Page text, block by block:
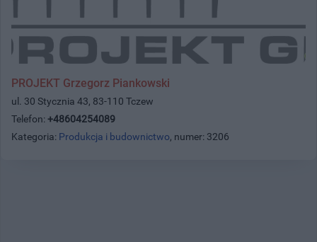
PROJEKT Grzegorz Piankowski
ul. 30 Stycznia 43, 83-110 Tczew
Telefon: +48604254089
Kategoria: Produkcja i budownictwo, numer: 3206